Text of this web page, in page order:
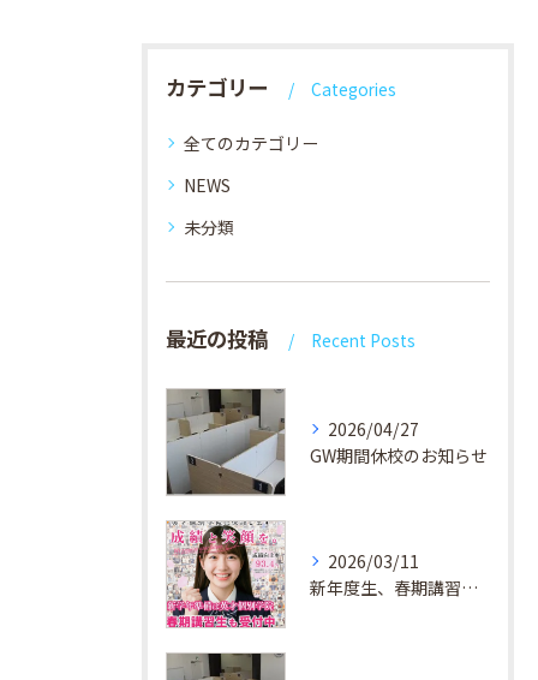
カテゴリー Categories
全てのカテゴリー
NEWS
未分類
最近の投稿 Recent Posts
2026/04/27
GW期間休校のお知らせ
2026/03/11
新年度生、春期講習生 受付中！